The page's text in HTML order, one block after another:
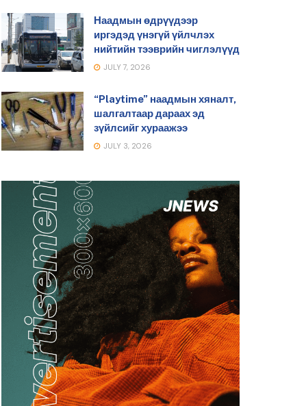
Наадмын өдрүүдээр
иргэдэд үнэгүй үйлчлэх
нийтийн тээврийн чиглэлүүд
JULY 7, 2026
“Playtime” наадмын хяналт,
шалгалтаар дараах эд
зүйлсийг хураажээ
JULY 3, 2026